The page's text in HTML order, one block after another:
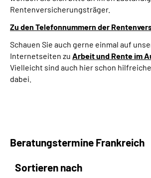
Rentenversicherungsträger.
Zu den Telefonnummern der
Schauen Sie auch gerne einmal auf
Internetseiten zu Arbeit und Rente im
Vielleicht sind auch hier schon
dabei.
Beratungstermine Frankreich
Sortieren nach